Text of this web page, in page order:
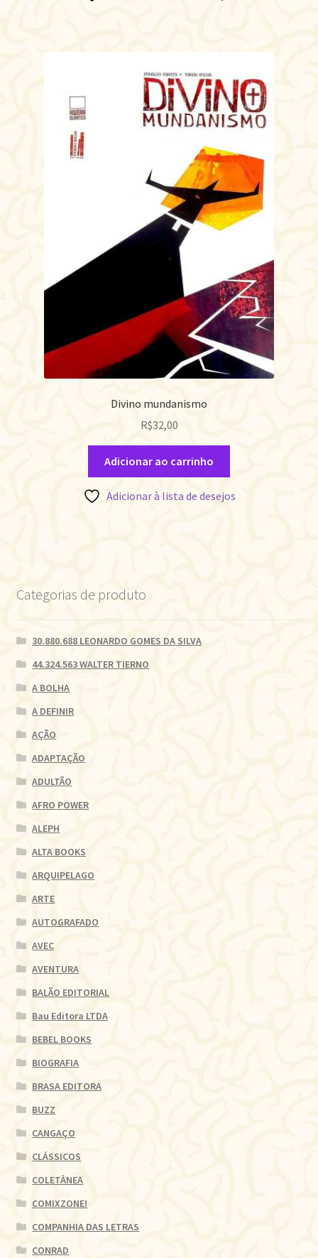
Divino mundanismo
R$32,00
Adicionar ao carrinho
Adicionar à lista de desejos
Categorias de produto
30.880.688 LEONARDO GOMES DA SILVA
44.324.563 WALTER TIERNO
A BOLHA
A DEFINIR
AÇÃO
ADAPTAÇÃO
ADULTÃO
AFRO POWER
ALEPH
ALTA BOOKS
ARQUIPELAGO
ARTE
AUTOGRAFADO
AVEC
AVENTURA
BALÃO EDITORIAL
Bau Editora LTDA
BEBEL BOOKS
BIOGRAFIA
BRASA EDITORA
BUZZ
CANGAÇO
CLÁSSICOS
COLETÂNEA
COMIXZONE!
COMPANHIA DAS LETRAS
CONRAD